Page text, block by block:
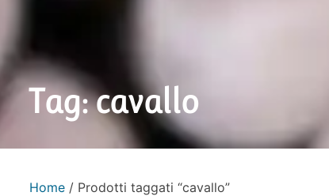
Tag: cavallo
Home/ Prodotti taggati “cavallo”